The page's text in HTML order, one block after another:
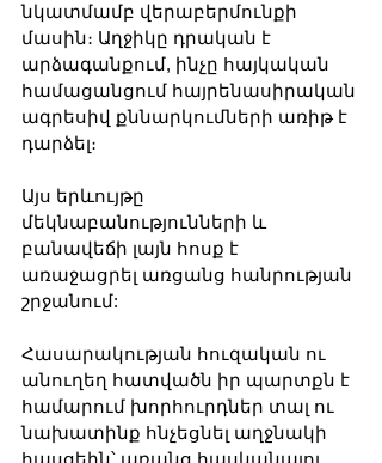
նկատմամբ վերաբերմունքի
մասին։ Աղջիկը դրական է
արձագանքում, ինչը հայկական
համացանցում հայրենասիրական
ագրեսիվ քննարկումների առիթ է
դարձել։
Այս երևույթը
մեկնաբանությունների և
բանավեճի լայն հոսք է
առաջացրել առցանց հանրության
շրջանում:
Հասարակության հուզական ու
անուղեղ հատվածն իր պարտքն է
համարում խորհուրդներ տալ ու
նախատինք հնչեցնել աղջնակի
հասցեին՝ առանց հասկանալու